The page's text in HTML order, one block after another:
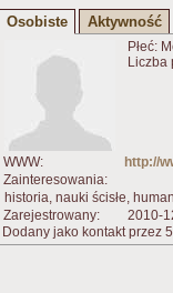
Osobiste
Aktywność
Płeć:
Liczba
WWW:
http://
Zainteresowania:
historia, nauki ścisłe,
Zarejestrowany:
2010-
Dodany jako kontakt przez